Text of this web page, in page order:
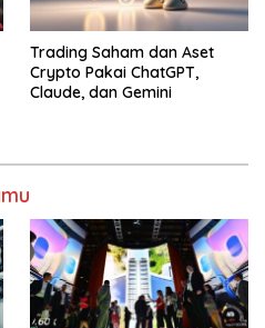
Trading Saham dan Aset
Crypto Pakai ChatGPT,
Claude, dan Gemini